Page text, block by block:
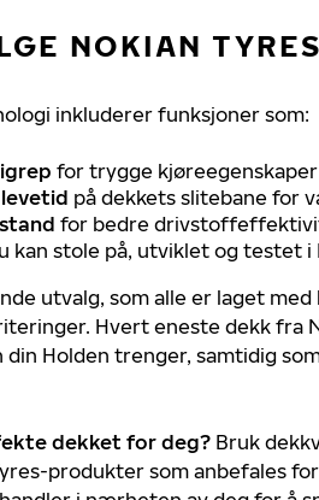
NOKIAN
inkluderer funksjoner som:
for trygge
på dekkets slitebane for
for bedre
kan stole på, utviklet og testet i
utvalg, som alle er laget
Hvert eneste dekk fra
Holden trenger, samtidig
dekket for deg? Bruk
produkter som anbefales